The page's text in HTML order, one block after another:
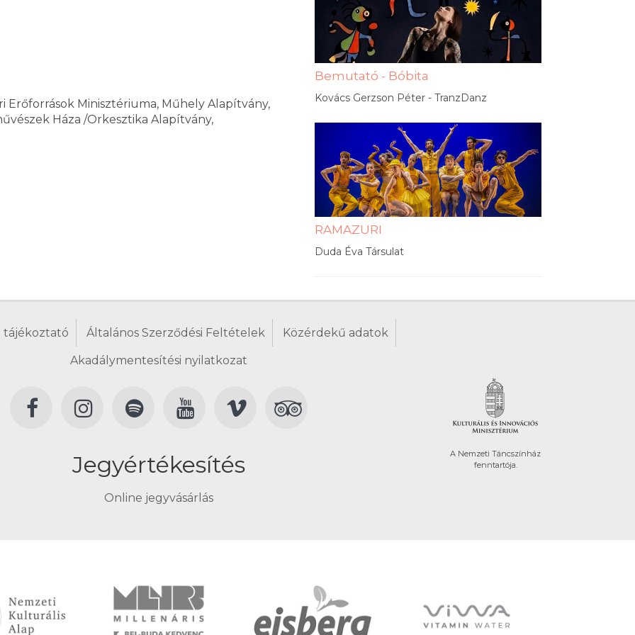
Minisztériuma, Műhely Alapítvány,
Háza /Orkesztika Alapítvány,
Bemutató - Bóbita
Kovács Gerzson Péter - TranzDanz
RAMAZURI
Duda Éva Társulat
tájékoztató Általános Szerződési Feltételek Közérdekű adatok
Akadálymentesítési nyilatkozat
Jegyértékesítés
Online jegyvásárlás
A Nemzeti Táncszínház
fenntartója.